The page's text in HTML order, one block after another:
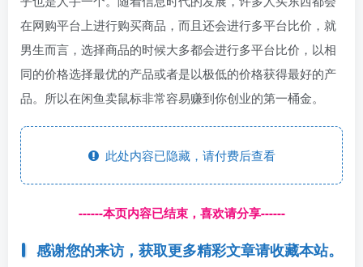
在网购平台上进行购买商品，而且还会进行多平台比价，就
男生而言，选择商品的时候大多都会进行多平台比价，以相
同的价格选择最优的产品或者是以极低的价格获得最好的产
品。所以在闲鱼卖鼠标非常容易赚到你创业的第一桶金。
此处内容已隐藏，请付费后查看
------本页内容已结束，喜欢请分享------
感谢您的来访，获取更多精彩文章请收藏本站。